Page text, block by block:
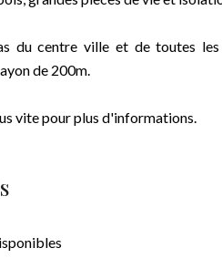
du centre ville et de toutes
de 200m.
vite pour plus d'informations.